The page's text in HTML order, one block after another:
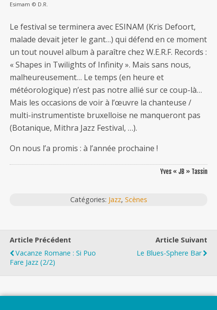
Esimam © D.R.
Le festival se terminera avec ESINAM (Kris Defoort,
malade devait jeter le gant…) qui défend en ce moment
un tout nouvel album à paraître chez W.E.R.F. Records :
« Shapes in Twilights of Infinity ». Mais sans nous,
malheureusement… Le temps (en heure et
météorologique) n’est pas notre allié sur ce coup-là…
Mais les occasions de voir à l’œuvre la chanteuse /
multi-instrumentiste bruxelloise ne manqueront pas
(Botanique, Mithra Jazz Festival, …).
On nous l’a promis : à l’année prochaine !
Yves « JB » Tassin
Catégories: Jazz, Scènes
Article Précédent
Vacanze Romane : Si Puo
Fare Jazz (2/2)
Article Suivant
Le Blues-Sphere Bar